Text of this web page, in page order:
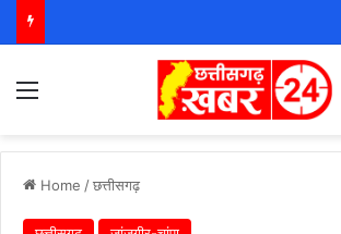
Home /छत्तीसगढ़